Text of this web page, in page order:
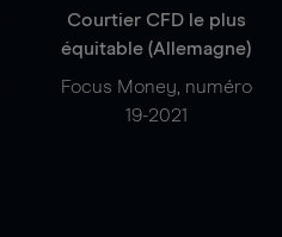
Courtier CFD le plus
équitable (Allemagne)
Focus Money, numéro
19-2021